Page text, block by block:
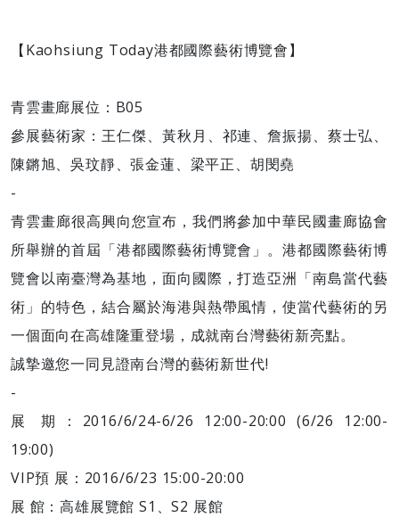
【Kaohsiung Today港都國際藝術博覽會】
青雲畫廊展位：B05
參展藝術家：王仁傑、黃秋月、祁連、詹振揚、蔡士弘、
陳鏘旭、吳玟靜、張金蓮、梁平正、胡閔堯
-
青雲畫廊很高興向您宣布，我們將參加中華民國畫廊協會
所舉辦的首屆「港都國際藝術博覽會」。港都國際藝術博
覽會以南臺灣為基地，面向國際，打造亞洲「南島當代藝
術」的特色，結合屬於海港與熱帶風情，使當代藝術的另
一個面向在高雄隆重登場，成就南台灣藝術新亮點。
誠摯邀您一同見證南台灣的藝術新世代!
-
展 期：2016/6/24-6/26 12:00-20:00 (6/26 12:00-
19:00)
VIP預 展：2016/6/23 15:00-20:00
展 館：高雄展覽館 S1、S2 展館